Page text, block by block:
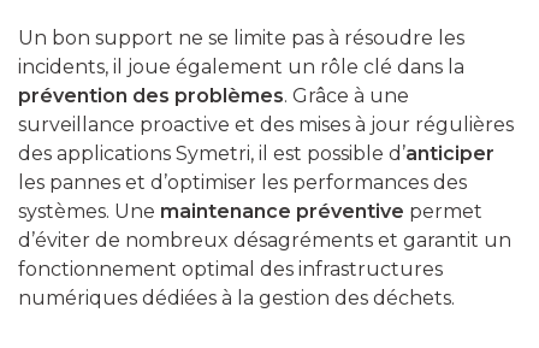
Un bon support ne se limite pas à résoudre les
incidents, il joue également un rôle clé dans la
prévention des problèmes. Grâce à une
surveillance proactive et des mises à jour régulières
des applications Symetri, il est possible d’anticiper
les pannes et d’optimiser les performances des
systèmes. Une maintenance préventive permet
d’éviter de nombreux désagréments et garantit un
fonctionnement optimal des infrastructures
numériques dédiées à la gestion des déchets.